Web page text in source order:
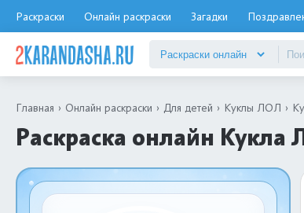
Раскраски Онлайн раскраски Загадки
Главная Онлайн раскраски Для детей Куклы ЛОЛ
Раскраска онлайн